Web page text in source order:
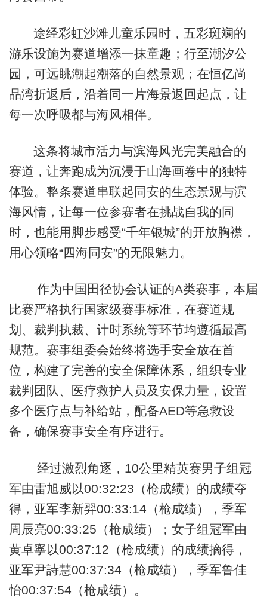
途经彩虹沙滩儿童乐园时，五彩斑斓的
游乐设施为赛道增添一抹童趣；行至潮汐公
园，可远眺潮起潮落的自然景观；在恒亿尚
品湾折返后，沿着同一片海景返回起点，让
每一次呼吸都与海风相伴。
这条将城市活力与滨海风光完美融合的
赛道，让奔跑成为沉浸于山海画卷中的独特
体验。整条赛道串联起同安的生态景观与滨
海风情，让每一位参赛者在挑战自我的同
时，也能用脚步感受“千年银城”的开放胸襟，
用心领略“四海同安”的无限魅力。
作为中国田径协会认证的A类赛事，本届
比赛严格执行国家级赛事标准，在赛道规
划、裁判执裁、计时系统等环节均遵循最高
规范。赛事组委会始终将选手安全放在首
位，构建了完善的安全保障体系，组织专业
裁判团队、医疗救护人员及安保力量，设置
多个医疗点与补给站，配备AED等急救设
备，确保赛事安全有序进行。
经过激烈角逐，10公里精英赛男子组冠
军由雷旭威以00:32:23（枪成绩）的成绩夺
得，亚军李新羿00:33:14（枪成绩），季军
周辰亮00:33:25（枪成绩）；女子组冠军由
黄卓寧以00:37:12（枪成绩）的成绩摘得，
亚军尹詩慧00:37:34（枪成绩），季军鲁佳
怡00:37:54（枪成绩）。